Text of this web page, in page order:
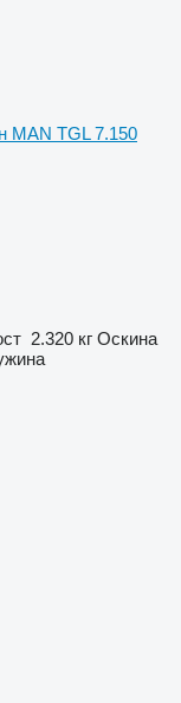
MAN TGL 7.150
2.320 кг Оскина